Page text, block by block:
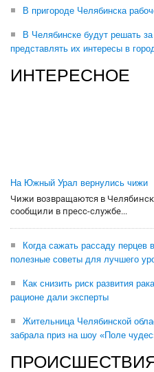
В пригороде Челябинска
В Челябинске будут решать
представлять их интересы в
ИНТЕРЕСНОЕ
На Южный Урал вернулись чижи
Чижи возвращаются в
сообщили в пресс-службе...
Когда сажать рассаду перцев
полезные советы для лучшего
Как снизить риск развития
рационе дали эксперты
Жительница Челябинской
забрала приз на шоу «Поле